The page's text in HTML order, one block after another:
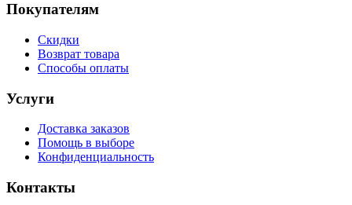
Покупателям
Скидки
Возврат товара
Способы оплаты
Услуги
Доставка заказов
Помощь в выборе
Конфиденциальность
Контакты